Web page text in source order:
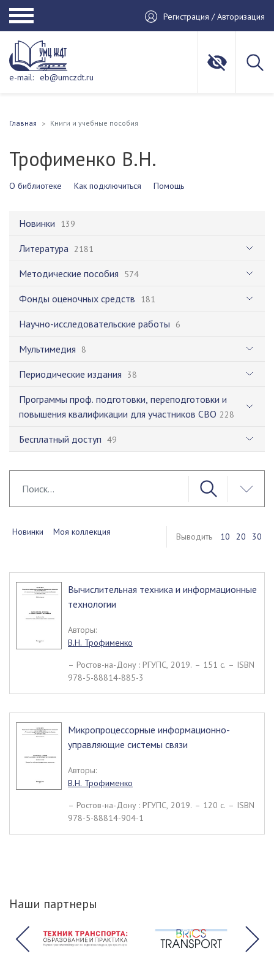
Регистрация / Авторизация
e-mail: eb@umczdt.ru
Главная Книги и учебные пособия
Трофименко В.Н.
О библиотеке Как подключиться Помощь
Новинки 139
Литература 2181
Методические пособия 574
Фонды оценочных средств 181
Научно-исследовательские работы 6
Мультимедия 8
Периодические издания 38
Программы проф. подготовки, переподготовки и
повышения квалификации для участников СВО 228
Бесплатный доступ 49
Новинки Моя коллекция Выводить 10 20 30
Вычислительная техника и информационные
технологии
Авторы:
В.Н. Трофименко
– Ростов-на-Дону : РГУПС, 2019. – 151 c. – ISBN
978-5-88814-885-3
Микропроцессорные информационно-
управляющие системы связи
Авторы:
В.Н. Трофименко
– Ростов-на-Дону : РГУПС, 2019. – 120 c. – ISBN
978-5-88814-904-1
Наши партнеры